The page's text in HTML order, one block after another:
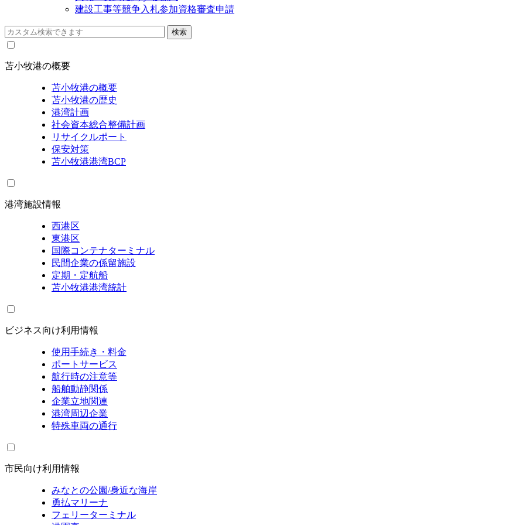
建設工事等競争入札参加資格審査申請
苫小牧港の概要
苫小牧港の概要
苫小牧港の歴史
港湾計画
社会資本総合整備計画
リサイクルポート
保安対策
苫小牧港港湾BCP
港湾施設情報
西港区
東港区
国際コンテナターミナル
民間企業の係留施設
定期・定航船
苫小牧港港湾統計
ビジネス向け利用情報
使用手続き・料金
ポートサービス
航行時の注意等
船舶動静関係
企業立地関連
港湾周辺企業
特殊車両の通行
市民向け利用情報
みなとの公園/身近な海岸
勇払マリーナ
フェリーターミナル